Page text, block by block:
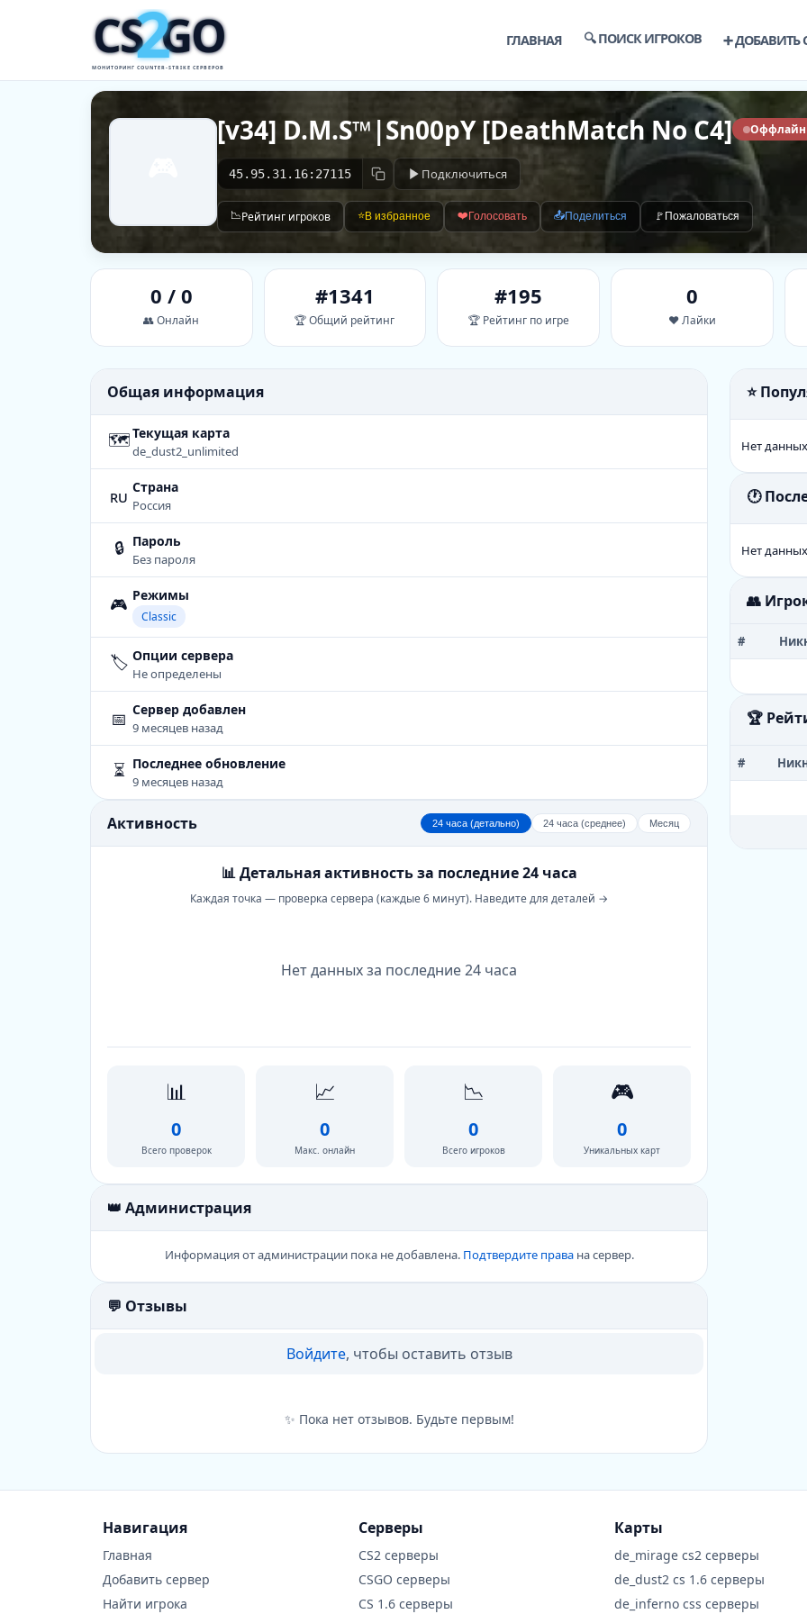
CS GO
2
МОНИТОРИНГ COUNTER-STRIKE СЕРВЕРОВ
ГЛАВНАЯ 🔍 ПОИСК ИГРОКОВ ➕ ДОБАВИТЬ
[v34] D.M.S™|Sn00pY [DeathMatch No C4] Оффлайн
45.95.31.16:27115 Подключиться
📉Рейтинг игроков ⭐В избранное ❤️ Голосовать 📤Поделиться 🚩 Пожаловаться
0 / 0
👥 Онлайн
#1341
🏆 Общий рейтинг
#195
🏆 Рейтинг по игре
0
❤️ Лайки
Общая информация
🗺Текущая карта
de_dust2_unlimited
ru Страна
Россия
🔒 Пароль
Без пароля
🎮 Режимы
Classic
🏷️ Опции сервера
Не определены
📅 Сервер добавлен
9 месяцев назад
⏳ Последнее обновление
9 месяцев назад
Активность 24 часа (детально) 24 часа (среднее) Месяц
📊 Детальная активность за последние 24 часа
Каждая точка — проверка сервера (каждые 6 минут). Наведите для деталей →
Нет данных за последние 24 часа
📊
0
Всего проверок
📈
0
Макс. онлайн
📉
0
Всего игроков
🎮
0
Уникальных карт
👑 Администрация
Информация от администрации пока не добавлена. Подтвердите правана сервер.
💬 Отзывы
Войдите, чтобы оставить отзыв
✨ Пока нет отзывов. Будьте первым!
⭐
Нет данных
🕐
Нет данных
👥
#
🏆
#
Навигация
Главная
Добавить сервер
Найти игрока
Серверы
CS2 серверы
CSGO серверы
CS 1.6 серверы
Карты
de_mirage cs2 серверы
de_dust2 cs 1.6 серверы
de_inferno css серверы